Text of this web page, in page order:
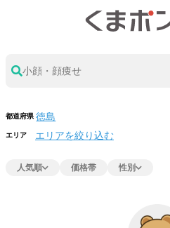
小顔・顔痩せ
都道府県
エリア エリアを絞り込む
人気順 価格帯 性別